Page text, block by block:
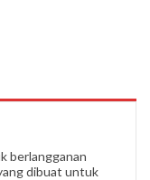
berlangganan
dibuat untuk